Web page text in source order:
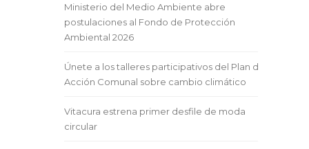
Ministerio del Medio Ambiente abre
postulaciones al Fondo de Protección
Ambiental 2026
Únete a los talleres participativos del Plan de
Acción Comunal sobre cambio climático
Vitacura estrena primer desfile de moda
circular